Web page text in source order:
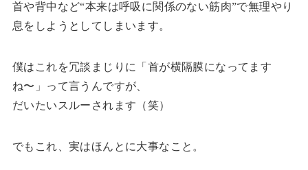
首や背中など“本来は呼吸に関係のない筋肉”で無理やり
息をしようとしてしまいます。
僕はこれを冗談まじりに「首が横隔膜になってます
ね〜」って言うんですが、
だいたいスルーされます（笑）
でもこれ、実はほんとに大事なこと。